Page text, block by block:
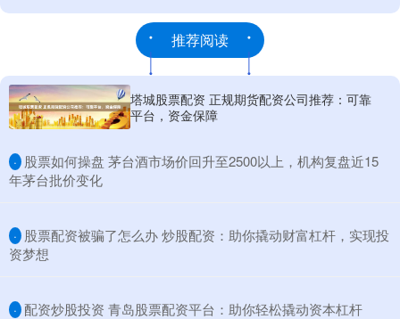
推荐阅读
塔城股票配资 正规期货配资公司推荐：可靠
平台，资金保障
· ​股票如何操盘 茅台酒市场价回升至2500以上，机构复盘近15
年茅台批价变化
· ​股票配资被骗了怎么办 炒股配资：助你撬动财富杠杆，实现投
资梦想
· ​配资炒股投资 青岛股票配资平台：助你轻松撬动资本杠杆